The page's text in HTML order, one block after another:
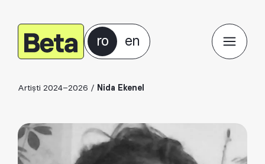
ro en
Artiști 2024–2026 / Nida Ekenel